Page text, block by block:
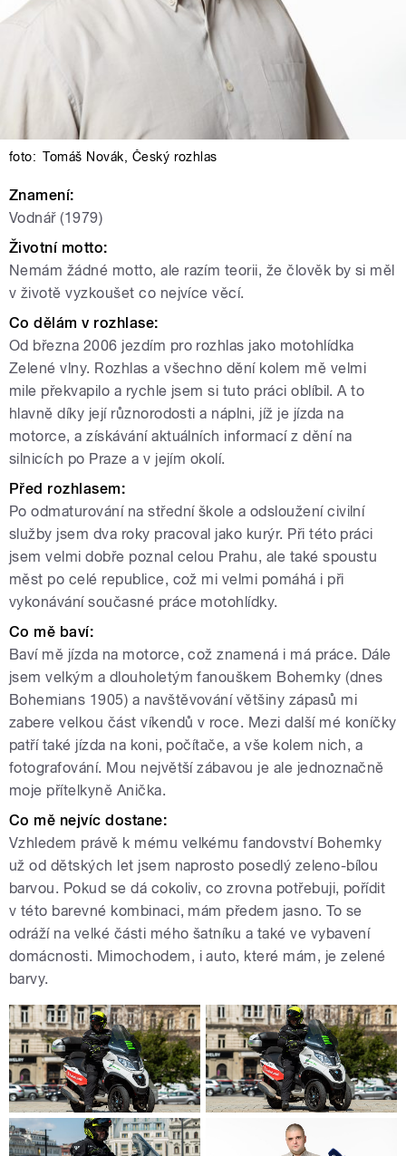
foto: Tomáš Novák, Český rozhlas
Znamení:
Vodnář (1979)
Životní motto:
Nemám žádné motto, ale razím teorii, že člověk by si měl
v životě vyzkoušet co nejvíce věcí.
Co dělám v rozhlase:
Od března 2006 jezdím pro rozhlas jako motohlídka
Zelené vlny. Rozhlas a všechno dění kolem mě velmi
mile překvapilo a rychle jsem si tuto práci oblíbil. A to
hlavně díky její různorodosti a náplni, jíž je jízda na
motorce, a získávání aktuálních informací z dění na
silnicích po Praze a v jejím okolí.
Před rozhlasem:
Po odmaturování na střední škole a odsloužení civilní
služby jsem dva roky pracoval jako kurýr. Při této práci
jsem velmi dobře poznal celou Prahu, ale také spoustu
měst po celé republice, což mi velmi pomáhá i při
vykonávání současné práce motohlídky.
Co mě baví:
Baví mě jízda na motorce, což znamená i má práce. Dále
jsem velkým a dlouholetým fanouškem Bohemky (dnes
Bohemians 1905) a navštěvování většiny zápasů mi
zabere velkou část víkendů v roce. Mezi další mé koníčky
patří také jízda na koni, počítače, a vše kolem nich, a
fotografování. Mou největší zábavou je ale jednoznačně
moje přítelkyně Anička.
Co mě nejvíc dostane:
Vzhledem právě k mému velkému fandovství Bohemky
už od dětských let jsem naprosto posedlý zeleno-bílou
barvou. Pokud se dá cokoliv, co zrovna potřebuji, pořídit
v této barevné kombinaci, mám předem jasno. To se
odráží na velké části mého šatníku a také ve vybavení
domácnosti. Mimochodem, i auto, které mám, je zelené
barvy.